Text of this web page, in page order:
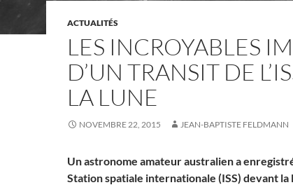
ACTUALITÉS
LES INCROYABLES
D’UN TRANSIT DE
LA LUNE
NOVEMBRE 22, 2015 JEAN-BAPTISTE FELDMANN
Un astronome amateur australien a
Station spatiale internationale (ISS) devant la